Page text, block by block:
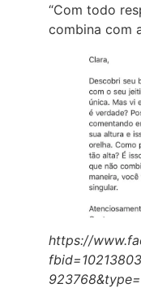
“Com todo
combina com
https://